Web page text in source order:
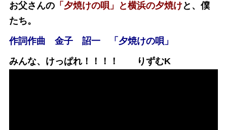
お父さんの 「夕焼けの唄」と横浜の夕焼けと、僕
たち。
作詞作曲 金子 詔一 「夕焼けの唄」
みんな、けっぱれ！！！！ りずむK